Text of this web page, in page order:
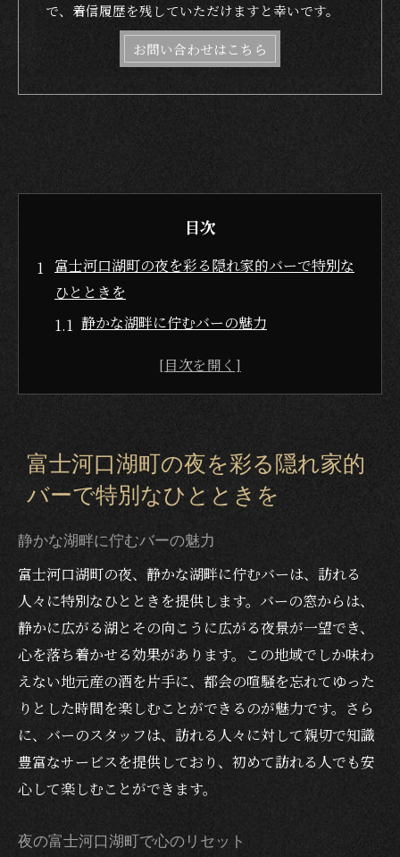
で、着信履歴を残していただけますと幸いです。
お問い合わせはこちら
目次
富士河口湖町の夜を彩る隠れ家的バーで特別な
ひとときを
静かな湖畔に佇むバーの魅力
特別な一夜を彩るバー選び
一人飲み初心者も安心！富士河口湖町のバー巡
りガイド
初めての一人飲みにおすすめのバー
一人でも楽しめるバーの特徴
富士河口湖町のバー巡りで気を付けるポイ
ント
安心して楽しめる雰囲気作り
一人飲みの魅力を再発見
スタッフの温かいおもてなし
夜景と共に楽しむ富士河口湖町のバーおすすめ
スポット
湖畔の夜景が美しいバー
富士河口湖町の夜を彩る隠れ家的
バーで特別なひとときを
静かな湖畔に佇むバーの魅力
富士河口湖町の夜、静かな湖畔に佇むバーは、訪れる
人々に特別なひとときを提供します。バーの窓からは、
静かに広がる湖とその向こうに広がる夜景が一望でき、
心を落ち着かせる効果があります。この地域でしか味わ
えない地元産の酒を片手に、都会の喧騒を忘れてゆった
りとした時間を楽しむことができるのが魅力です。さら
に、バーのスタッフは、訪れる人々に対して親切で知識
豊富なサービスを提供しており、初めて訪れる人でも安
心して楽しむことができます。
夜の富士河口湖町で心のリセット